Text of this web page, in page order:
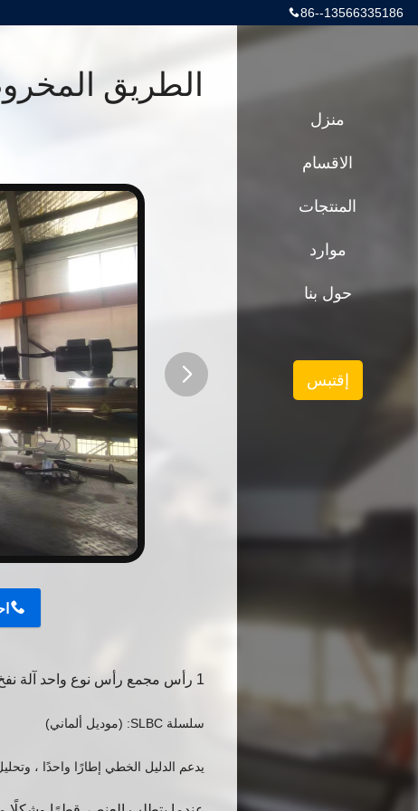
86--13566335186
1 رأس مجمع رأس نوع واحد آلة نفخ البلاستيك محطة لمخاريط الطرق البلاستيكية
سلسلة SLBC: (موديل ألماني)
يدعم الدليل الخطي إطارًا واحدًا ،
منزل
الاقسام
المنتجات
موارد
حول بنا
إقتبس